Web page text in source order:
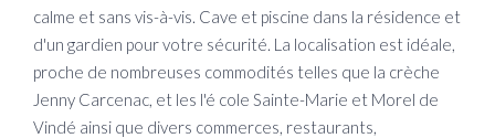
calme et sans vis-à-vis. Cave et piscine dans la résidence et
d'un gardien pour votre sécurité. La localisation est idéale,
proche de nombreuses commodités telles que la crèche
Jenny Carcenac, et les l'é cole Sainte-Marie et Morel de
Vindé ainsi que divers commerces, restaurants,